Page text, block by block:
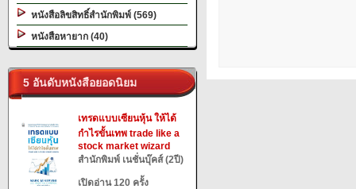
หนังสือลิขสิทธิ์สำนักพิมพ์ (569)
หนังสือหายาก (40)
5 อันดับหนังสือยอดนิยม
เทรดแบบเซียนหุ้น ให้ได้
กำไรขั้นเทพ trade like a
stock market wizard
สำนักพิมพ์ เนชั่นบุ๊คส์ (2ปี)
เปิดอ่าน 120 ครั้ง